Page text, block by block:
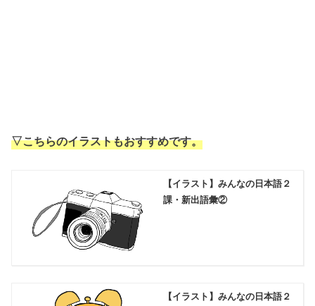
▽こちらのイラストもおすすめです。
【イラスト】みんなの日本語２
課・新出語彙②
【イラスト】みんなの日本語２